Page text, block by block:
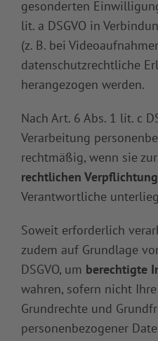
gesonderten
lit. a DSGVO in
(z. B. bei
datenschutzrechtliche
herangezogen werden.
Nach Art. 6 Abs. 1 lit. c
Verarbeitung
rechtmäßig, wenn sie
rechtlichen Verpflichtung
Verantwortliche
Soweit erforderlich
zudem auf Grundlage
DSGVO, um berechtigte
wahren, sofern nicht
Grundrechte und
personenbezogener